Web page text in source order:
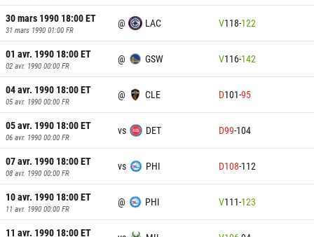
30 mars 1990 18:00ET
31 mars 1990 01:00 FR
@ LAC V118-122
01 avr. 1990 18:00ET
02 avr. 1990 00:00 FR
@ GSW V116-142
04 avr. 1990 18:00ET
05 avr. 1990 00:00 FR
@ CLE D101-95
05 avr. 1990 18:00ET
06 avr. 1990 00:00 FR
vs DET D99-104
07 avr. 1990 18:00ET
08 avr. 1990 00:00 FR
vs PHI D108-112
10 avr. 1990 18:00ET
11 avr. 1990 00:00 FR
@ PHI V111-123
11 avr. 1990 18:00ET